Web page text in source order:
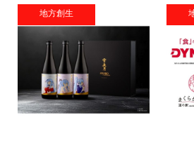
地方創生